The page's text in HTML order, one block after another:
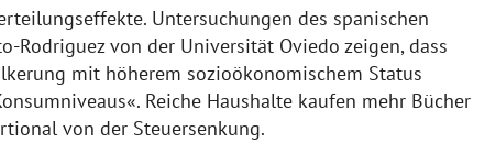
Untersuchungen des spanischen
Rodriguez von der Universität Oviedo zeigen, dass
mit höherem sozioökonomischem Status
Reiche Haushalte kaufen mehr Bücher
von der Steuersenkung.